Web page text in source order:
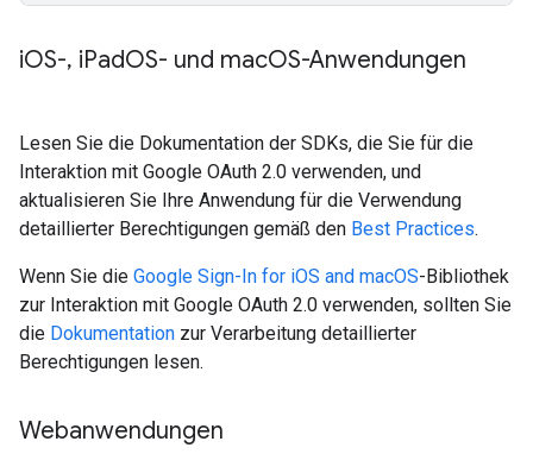
iOS-, iPadOS- und macOS-Anwendungen
Lesen Sie die Dokumentation der SDKs, die Sie für die
Interaktion mit Google OAuth 2.0 verwenden, und
aktualisieren Sie Ihre Anwendung für die Verwendung
detaillierter Berechtigungen gemäß den Best Practices.
Wenn Sie die Google Sign-In for iOS and macOS-Bibliothek
zur Interaktion mit Google OAuth 2.0 verwenden, sollten Sie
die Dokumentation zur Verarbeitung detaillierter
Berechtigungen lesen.
Webanwendungen